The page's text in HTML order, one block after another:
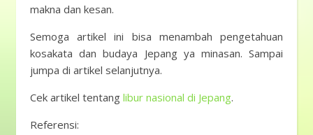
makna dan kesan.
Semoga artikel ini bisa menambah pengetahuan
kosakata dan budaya Jepang ya minasan. Sampai
jumpa di artikel selanjutnya.
Cek artikel tentang libur nasional di Jepang.
Referensi: